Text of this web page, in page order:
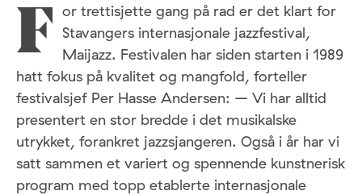
F or trettisjette gang på rad er det klart for
Stavangers internasjonale jazzfestival,
Maijazz. Festivalen har siden starten i 1989
hatt fokus på kvalitet og mangfold, forteller
festivalsjef Per Hasse Andersen: – Vi har alltid
presentert en stor bredde i det musikalske
utrykket, forankret jazzsjangeren. Også i år har vi
satt sammen et variert og spennende kunstnerisk
program med topp etablerte internasjonale